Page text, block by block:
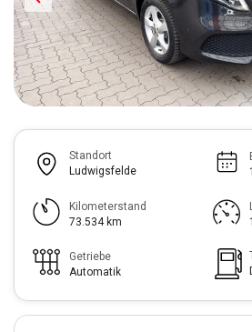
Standort
Ludwigsfelde
Kilometerstand
73.534 km
Getriebe
Automatik